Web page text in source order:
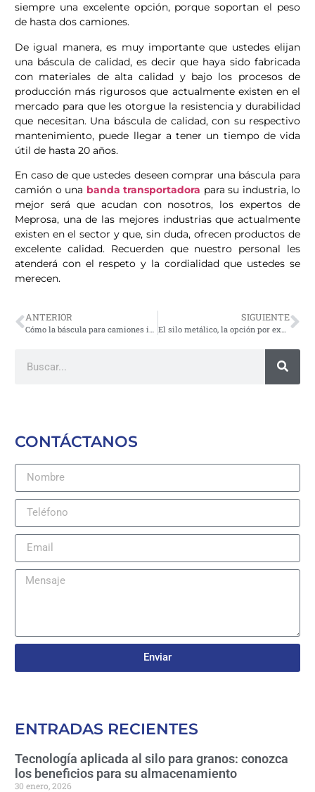
siempre una excelente opción, porque soportan el peso
de hasta dos camiones.
De igual manera, es muy importante que ustedes elijan
una báscula de calidad, es decir que haya sido fabricada
con materiales de alta calidad y bajo los procesos de
producción más rigurosos que actualmente existen en el
mercado para que les otorgue la resistencia y durabilidad
que necesitan. Una báscula de calidad, con su respectivo
mantenimiento, puede llegar a tener un tiempo de vida
útil de hasta 20 años.
En caso de que ustedes deseen comprar una báscula para
camión o una banda transportadora para su industria, lo
mejor será que acudan con nosotros, los expertos de
Meprosa, una de las mejores industrias que actualmente
existen en el sector y que, sin duda, ofrecen productos de
excelente calidad. Recuerden que nuestro personal les
atenderá con el respeto y la cordialidad que ustedes se
merecen.
ANTERIOR SIGUIENTE
CONTÁCTANOS
Enviar
ENTRADAS RECIENTES
Tecnología aplicada al silo para granos: conozca
los beneficios para su almacenamiento
30 enero, 2026